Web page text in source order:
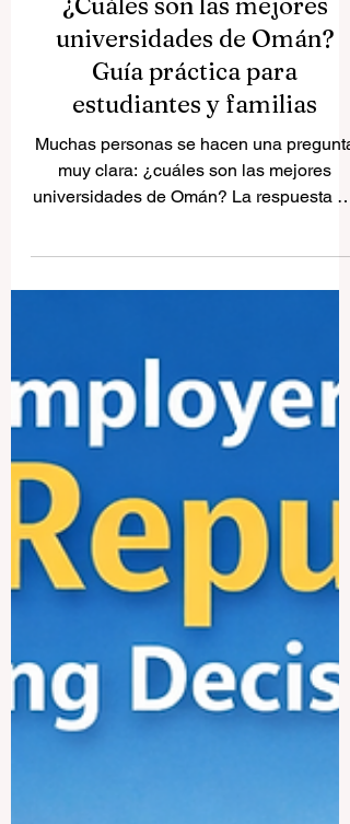
¿Cuáles son las mejores
universidades de Omán?
Guía práctica para
estudiantes y familias
Muchas personas se hacen una pregunta
tipo de ambiente académico que prefiere
y de la ciudad en la que desea vivir. Para
muchos lectores hispanohablantes, Omán
no suele ser el primer país en el que
piensan al hablar de educación superior.
Sin embargo, es un país que merece
atenci